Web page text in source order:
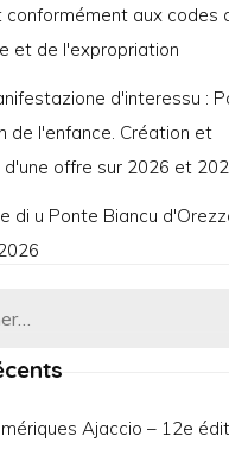
conformément aux codes
et de l'expropriation
d'interessu :
de l'enfance. Création et
offre sur 2026 et
di u Ponte Biancu
:
Ajaccio – 12e